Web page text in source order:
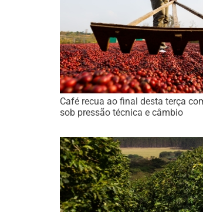
Café recua ao final desta terça
sob pressão técnica e câmbio